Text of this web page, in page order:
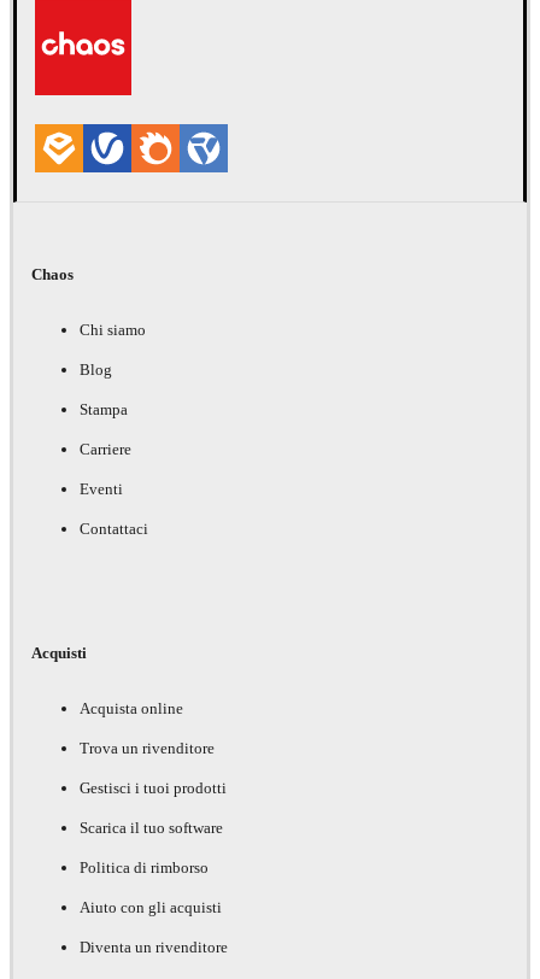
Chaos
Chi siamo
Blog
Stampa
Carriere
Eventi
Contattaci
Acquisti
Acquista online
Trova un rivenditore
Gestisci i tuoi prodotti
Scarica il tuo software
Politica di rimborso
Aiuto con gli acquisti
Diventa un rivenditore